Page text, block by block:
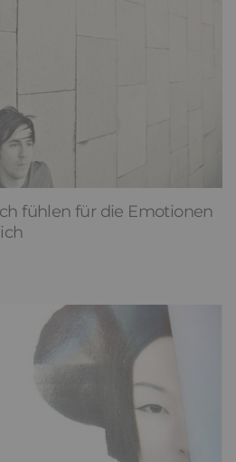
fühlen für die Emotionen